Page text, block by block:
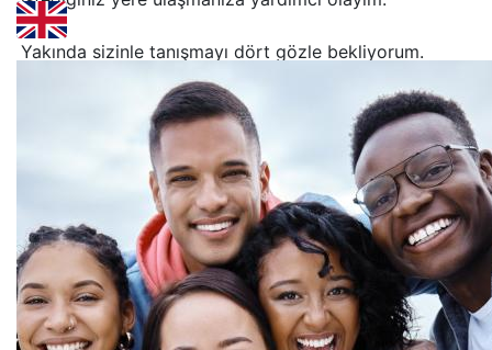
Yakında sizinle tanışmayı dört gözle bekliyorum.
Bu içerik yapay zeka tarafından çevrilmiştir.
Orijinalini göster